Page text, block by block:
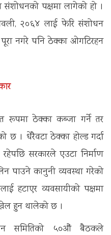
पक्षमा लागेको हो ।
२०६४ लाई फेरि संशोधन
पूरा नगरे पनि ठेक्का ओगटिरहन
रूपमा ठेक्का कब्जा गर्ने तर
छ । धेरैवटा ठेक्का होल्ड गर्दा
सरकारले एउटा निर्माण
पाउने कानुनी व्यवस्था गरेको
हटाएर व्यवसायीको पक्षमा
हुन थालेको छ ।
समितिको ५०औं बैठकले